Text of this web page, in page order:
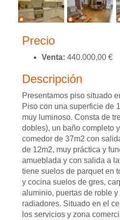
Precio
Venta: 440.000,00 €
Descripción
Presentamos piso situado
Piso con una superficie de
muy luminoso. Consta de
dobles), un baño completo
comedor de 37m2 con
de 12m2, muy práctica y
amueblada y con salida a
tiene suelos de parquet en
y cocina suelos de gres,
aluminio, puertas de roble
radiadores. Situado en el
los servicios y zona